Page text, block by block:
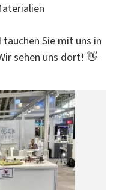
tauchen Sie mit uns in
sehen uns dort! 👋